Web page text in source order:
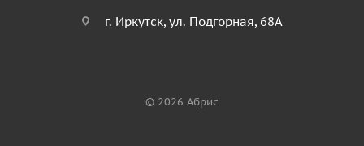
г. Иркутск, ул. Подгорная, 68А
© 2026 Абрис